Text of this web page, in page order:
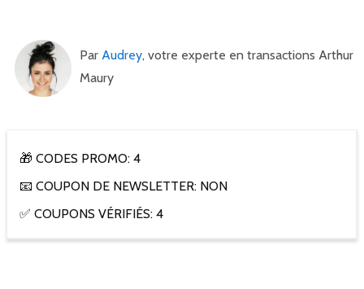
Par Audrey, votre experte en transactions Arthur
Maury
🎁 CODES PROMO: 4
📧 COUPON DE NEWSLETTER: NON
✅ COUPONS VÉRIFIÉS: 4